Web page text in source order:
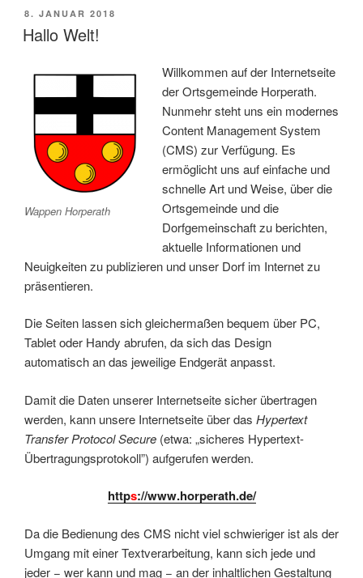
VERÖFFENTLICHT
AM
8. JANUAR 2018
Hallo Welt!
Wappen Horperath
Willkommen auf der Internetseite
der Ortsgemeinde Horperath.
Nunmehr steht uns ein modernes
Content Management System
(CMS) zur Verfügung. Es
ermöglicht uns auf einfache und
schnelle Art und Weise, über die
Ortsgemeinde und die
Dorfgemeinschaft zu berichten,
aktuelle Informationen und
Neuigkeiten zu publizieren und unser Dorf im Internet zu
präsentieren.
Die Seiten lassen sich gleichermaßen bequem über PC,
Tablet oder Handy abrufen, da sich das Design
automatisch an das jeweilige Endgerät anpasst.
Damit die Daten unserer Internetseite sicher übertragen
werden, kann unsere Internetseite über das Hypertext
Transfer Protocol Secure (etwa: „sicheres Hypertext-
Übertragungsprotokoll”) aufgerufen werden.
https://www.horperath.de/
Da die Bedienung des CMS nicht viel schwieriger ist als der
Umgang mit einer Textverarbeitung, kann sich jede und
jeder − wer kann und mag − an der inhaltlichen Gestaltung